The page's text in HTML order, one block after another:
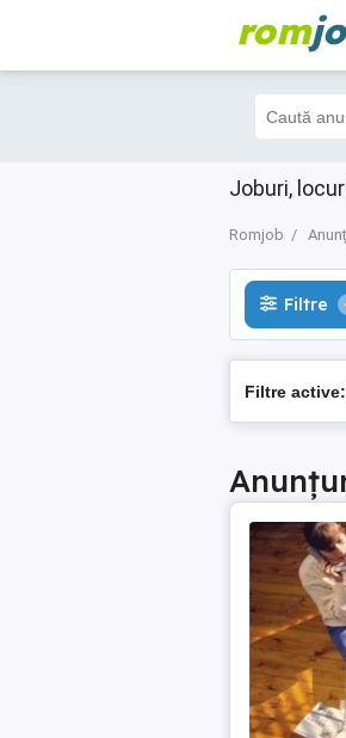
rom
Joburi,
Romjob
Filtre 4
Filtre
Filtre active: